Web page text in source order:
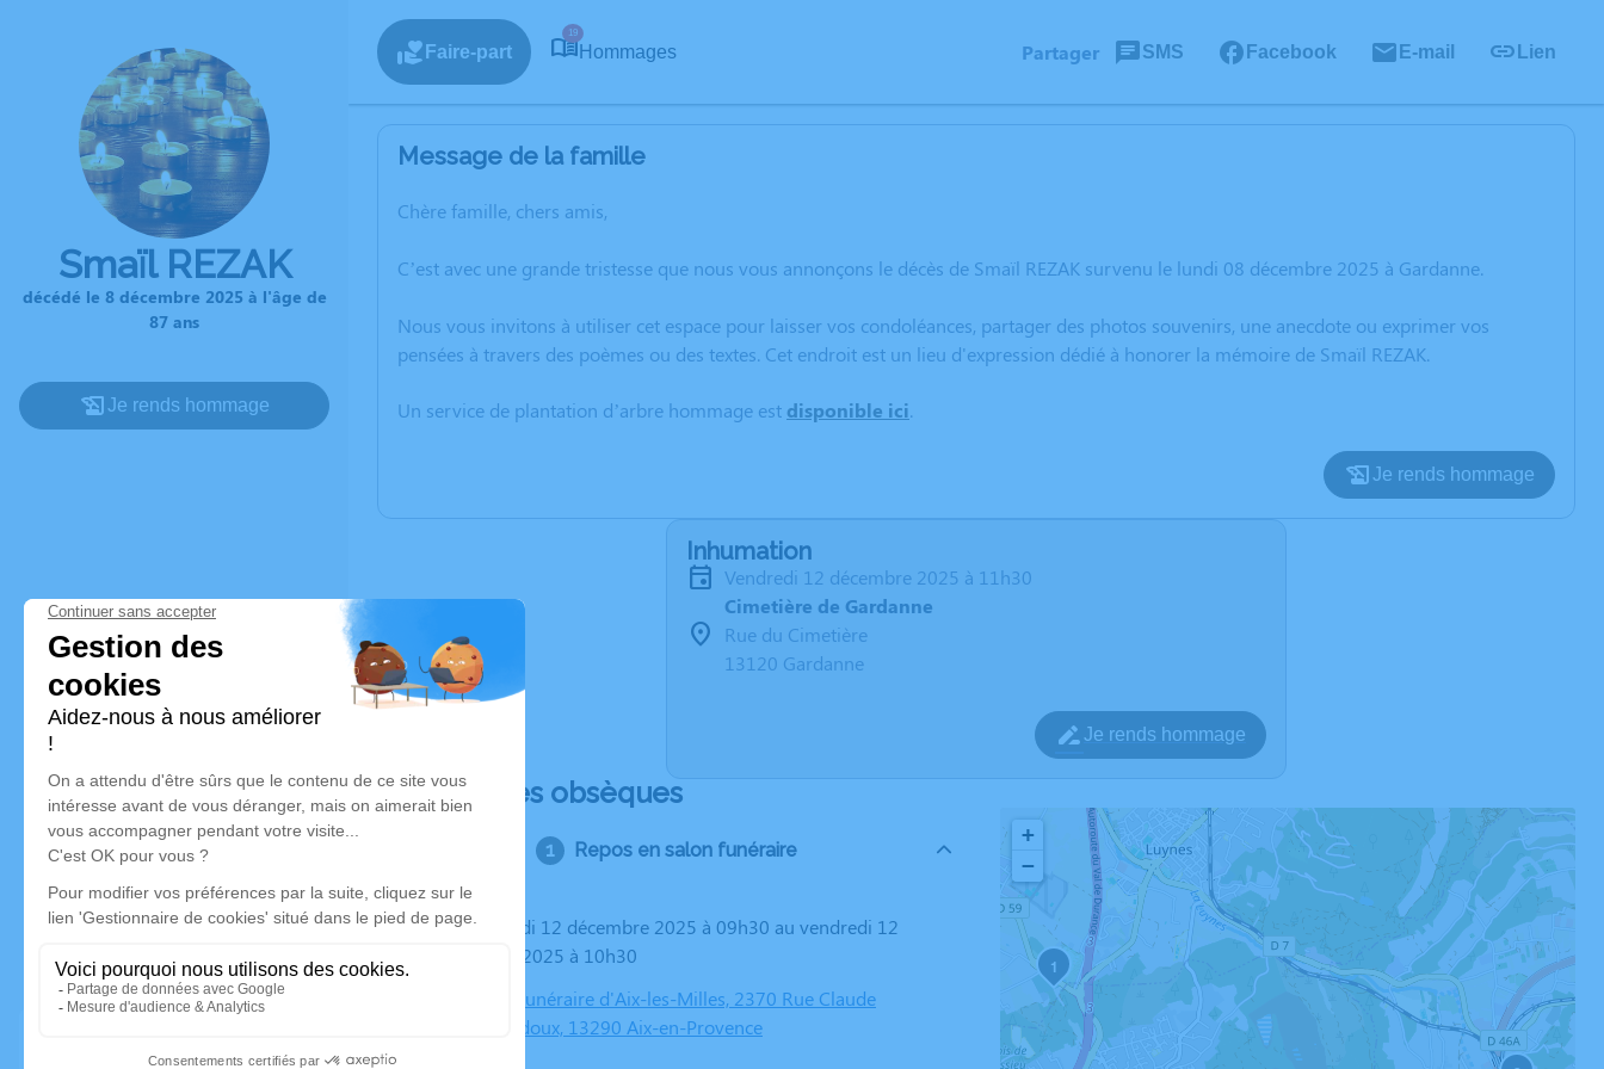
Smaïl REZAK
décédé le 8 décembre 2025 à l'âge de
87 ans
Je rends hommage
Faire-part
19
Hommages Partager SMS Facebook E-mail Lien
Message de la famille
Chère famille, chers amis,
C’est avec une grande tristesse que nous vous annonçons le décès de Smaïl REZAK survenu le lundi 08 décembre 2025 à Gardanne.
Nous vous invitons à utiliser cet espace pour laisser vos condoléances, partager des photos souvenirs, une anecdote ou exprimer vos
pensées à travers des poèmes ou des textes. Cet endroit est un lieu d'expression dédié à honorer la mémoire de Smaïl REZAK.
Un service de plantation d’arbre hommage est disponible ici.
Je rends hommage
Inhumation
vendredi 12 décembre 2025 à 11h30
Cimetière de Gardanne
Rue du Cimetière
13120 Gardanne
Je rends hommage
Déroulé des obsèques
Repos en salon funéraire
Du vendredi 12 décembre 2025 à 09h30 au vendredi 12
décembre 2025 à 10h30
Chambre Funéraire d'Aix-les-Milles, 2370 Rue Claude
Nicolas Ledoux, 13290 Aix-en-Provence
1
+
−